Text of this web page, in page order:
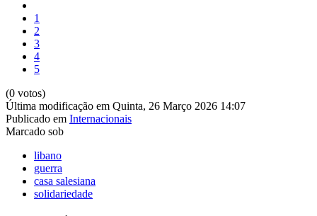
1
2
3
4
5
(0 votos)
Última modificação em Quinta, 26 Março 2026 14:07
Publicado em Internacionais
Marcado sob
libano
guerra
casa salesiana
solidariedade